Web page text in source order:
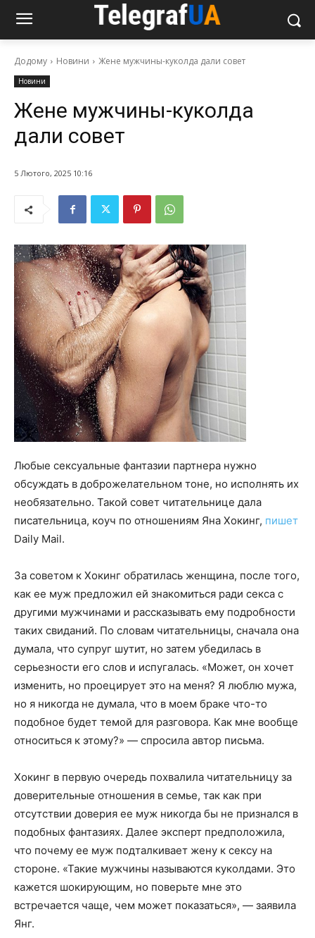
Додому Новини Жене мужчины-куколда дали совет
Новини
Жене мужчины-куколда
дали совет
5 Лютого, 2025 10:16
Любые сексуальные фантазии партнера нужно
обсуждать в доброжелательном тоне, но исполнять их
необязательно. Такой совет читательнице дала
писательница, коуч по отношениям Яна Хокинг, пишет
Daily Mail.
За советом к Хокинг обратилась женщина, после того,
как ее муж предложил ей знакомиться ради секса с
другими мужчинами и рассказывать ему подробности
таких свиданий. По словам читательницы, сначала она
думала, что супруг шутит, но затем убедилась в
серьезности его слов и испугалась. «Может, он хочет
изменить, но проецирует это на меня? Я люблю мужа,
но я никогда не думала, что в моем браке что-то
подобное будет темой для разговора. Как мне вообще
относиться к этому?» — спросила автор письма.
Хокинг в первую очередь похвалила читательницу за
доверительные отношения в семье, так как при
отсутствии доверия ее муж никогда бы не признался в
подобных фантазиях. Далее эксперт предположила,
что почему ее муж подталкивает жену к сексу на
стороне. «Такие мужчины называются куколдами. Это
кажется шокирующим, но поверьте мне это
встречается чаще, чем может показаться», — заявила
Янг.